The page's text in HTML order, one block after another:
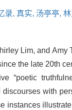
录, 真实, 汤亭亭,
Lim, and
the late 20th
“poetic
with
instances